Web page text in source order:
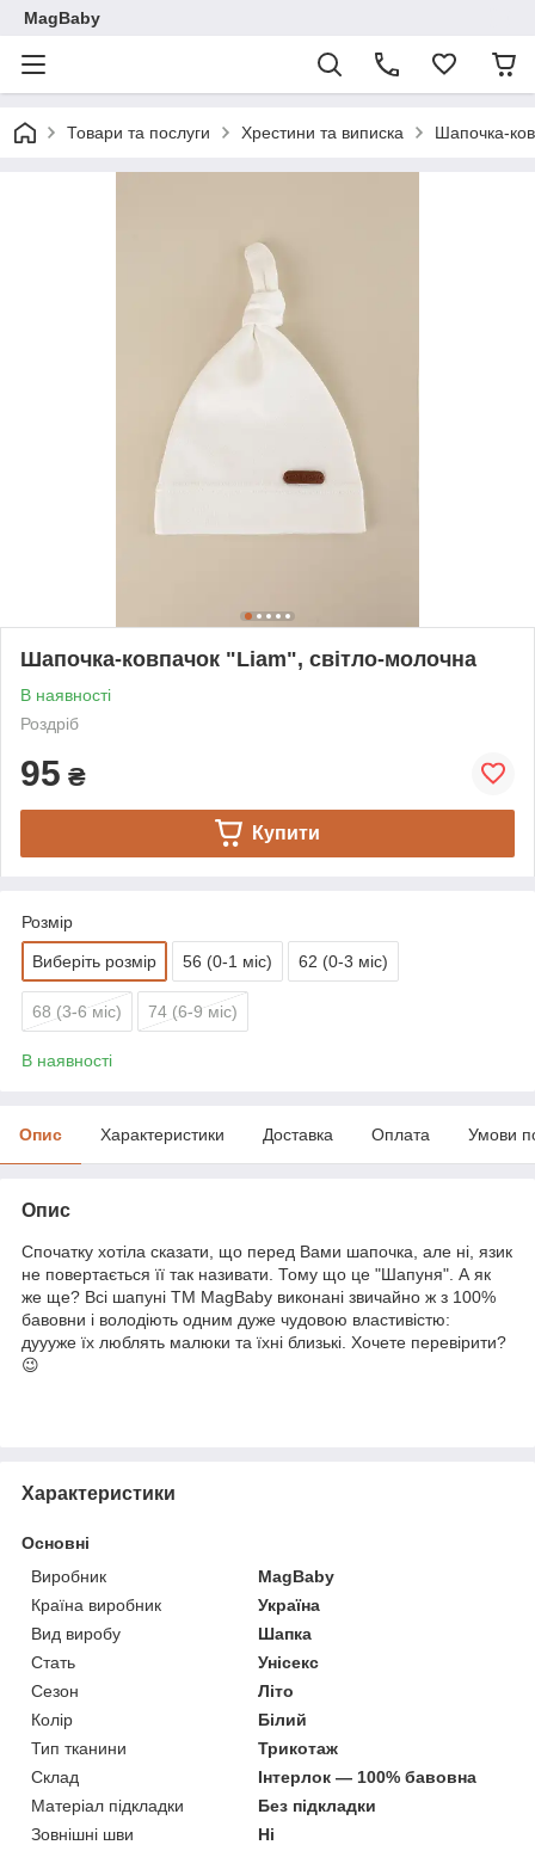
MagBaby
Товари та послуги Хрестини та виписка Шапочка-
Шапочка-ковпачок "Liam", світло-молочна
В наявності
Роздріб
95 ₴
Купити
Розмір
Виберіть розмір 56 (0-1 міс) 62 (0-3 міс)
68 (3-6 міс) 74 (6-9 міс)
В наявності
Опис Характеристики Доставка Оплата Умови
Опис
Спочатку хотіла сказати, що перед Вами шапочка, але ні, язик
не повертається її так називати. Тому що це "Шапуня". А як
же ще? Всі шапуні TM MagBaby виконані звичайно ж з 100%
бавовни і володіють одним дуже чудовою властивістю:
дуууже їх люблять малюки та їхні близькі. Хочете перевірити?
😉
Характеристики
Основні
Виробник
MagBaby
Країна виробник
Україна
Вид виробу
Шапка
Стать
Унісекс
Сезон
Літо
Колір
Білий
Тип тканини
Трикотаж
Склад
Інтерлок — 100% бавовна
Матеріал підкладки
Без підкладки
Зовнішні шви
Ні